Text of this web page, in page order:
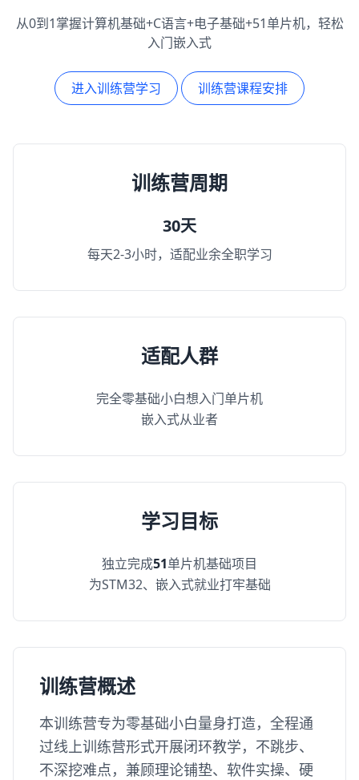
从0到1掌握计算机基础+C语言+电子基础+51单片机，轻松
入门嵌入式
进入训练营学习 训练营课程安排
训练营周期
30天
每天2-3小时，适配业余全职学习
适配人群
完全零基础小白想入门单片机
嵌入式从业者
学习目标
独立完成51单片机基础项目
为STM32、嵌入式就业打牢基础
训练营概述
本训练营专为零基础小白量身打造，全程通
过线上训练营形式开展闭环教学，不跳步、
不深挖难点，兼顾理论铺垫、软件实操、硬